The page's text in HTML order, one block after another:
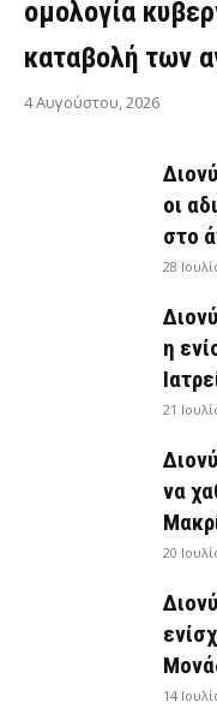
ομολογία
καταβολή των
4 Αυγούστου, 2026
οι
στο
28
η
21
να
20
14